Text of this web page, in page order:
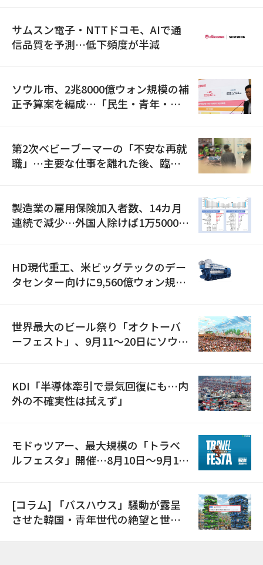
サムスン電子・NTTドコモ、AIで通
信品質を予測…低下頻度が半減
ソウル市、2兆8000億ウォン規模の補
正予算案を編成…「民生・青年・安
第2次ベビーブーマーの「不安な再就
職」…主要な仕事を離れた後、臨時
製造業の雇用保険加入者数、14カ月
連続で減少…外国人除けば1万5000人
HD現代重工、米ビッグテックのデー
タセンター向けに9,560億ウォン規模
世界最大のビール祭り「オクトーバ
ーフェスト」、9月11〜20日にソウル
KDI「半導体牽引で景気回復にも…内
外の不確実性は拭えず」
モドゥツアー、最大規模の「トラベ
ルフェスタ」開催…8月10日～9月11
[コラム] 「バスハウス」騒動が露呈
させた韓国・青年世代の絶望と世代